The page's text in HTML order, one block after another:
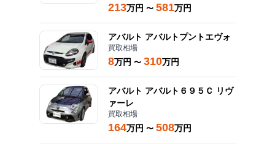
213万円 〜 581万円
アバルト アバルトプントエヴォ
買取相場
8万円 〜 310万円
アバルト アバルト６９５Ｃ リヴ
ァーレ
買取相場
164万円 〜 508万円